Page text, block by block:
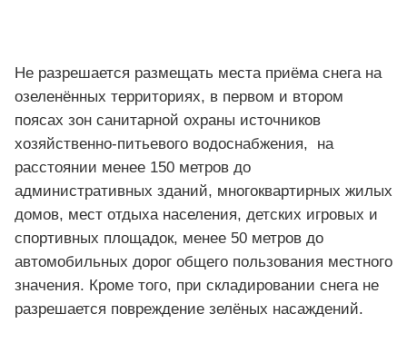
Не разрешается размещать места приёма снега на
озеленённых территориях, в первом и втором
поясах зон санитарной охраны источников
хозяйственно-питьевого водоснабжения, на
расстоянии менее 150 метров до
административных зданий, многоквартирных жилых
домов, мест отдыха населения, детских игровых и
спортивных площадок, менее 50 метров до
автомобильных дорог общего пользования местного
значения. Кроме того, при складировании снега не
разрешается повреждение зелёных насаждений.